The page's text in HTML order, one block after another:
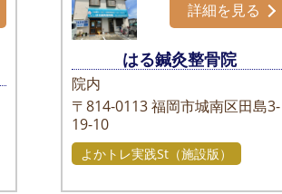
はる鍼灸整骨院
院内
〒814-0113 福岡市城南区田島3-
19-10
詳細を見る
よかトレ実践St（施設版）